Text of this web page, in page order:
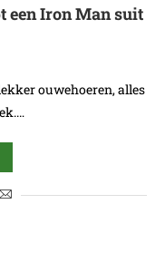
een Iron Man suit
ouwehoeren, alles